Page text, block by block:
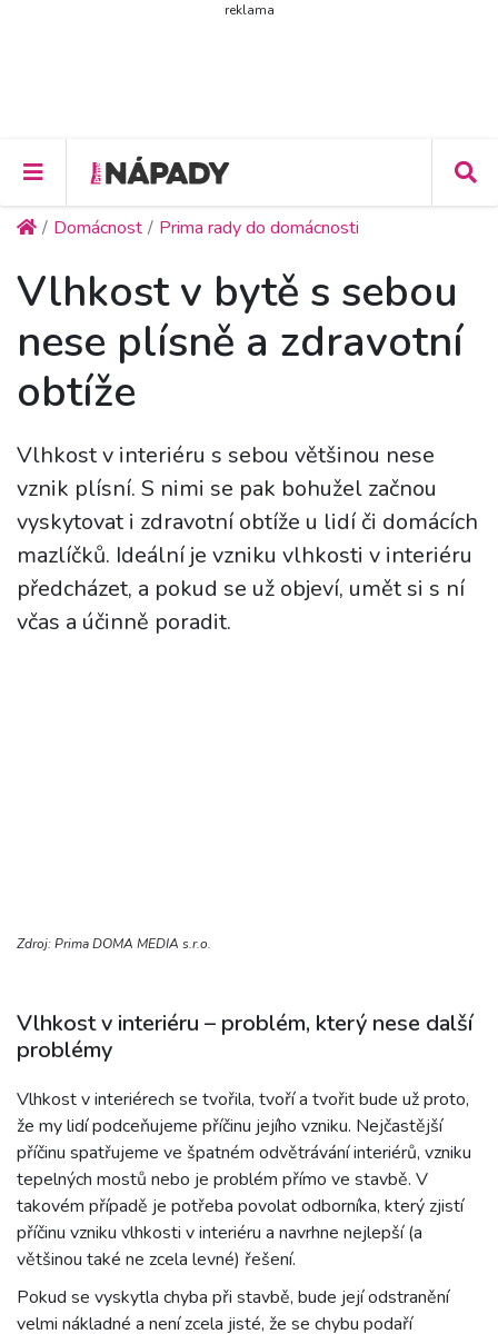
reklama
Domácnost Prima rady do domácnosti
Vlhkost v bytě s sebou
nese plísně a zdravotní
obtíže
Vlhkost v interiéru s sebou většinou nese
vznik plísní. S nimi se pak bohužel začnou
vyskytovat i zdravotní obtíže u lidí či domácích
mazlíčků. Ideální je vzniku vlhkosti v interiéru
předcházet, a pokud se už objeví, umět si s ní
včas a účinně poradit.
Zdroj: Prima DOMA MEDIA s.r.o.
Vlhkost v interiéru – problém, který nese další
problémy
Vlhkost v interiérech se tvořila, tvoří a tvořit bude už proto,
že my lidí podceňujeme příčinu jejího vzniku. Nejčastější
příčinu spatřujeme ve špatném odvětrávání interiérů, vzniku
tepelných mostů nebo je problém přímo ve stavbě. V
takovém případě je potřeba povolat odborníka, který zjistí
příčinu vzniku vlhkosti v interiéru a navrhne nejlepší (a
většinou také ne zcela levné) řešení.
Pokud se vyskytla chyba při stavbě, bude její odstranění
velmi nákladné a není zcela jisté, že se chybu podaří